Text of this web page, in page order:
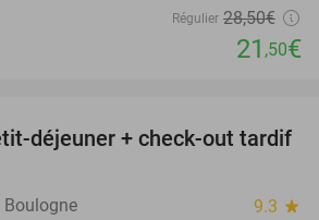
Régulier 28,50€
21 ,50€
62%
déjeuner + check-out tardif
Boulogne 9.3 star